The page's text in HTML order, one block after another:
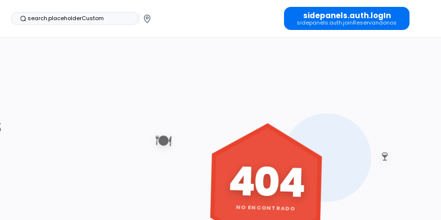
search.placeholderCustom sidepanels.auth.logIn
sidepanels.auth.joinReservandonos
🍽️
🍷
404
NO ENCONTRADO